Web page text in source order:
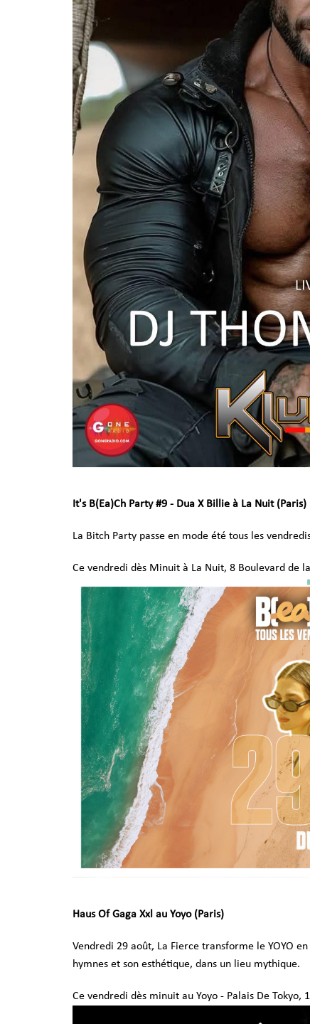
It's B(Ea)Ch Party #9 - Dua X Billie à La Nuit (Paris)
La Bitch Party passe en mode été tous les
Ce vendredi dès Minuit à La Nuit, 8 Boulevard de
Haus Of Gaga Xxl au Yoyo (Paris)
Vendredi 29 août, La Fierce transforme le YOYO
hymnes et son esthétique, dans un lieu mythique.
Ce vendredi dès minuit au Yoyo - Palais De Tokyo,